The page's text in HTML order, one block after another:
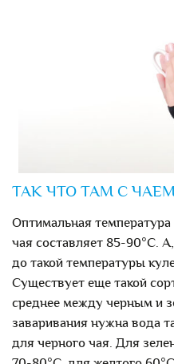
ТАК ЧТО ТАМ С
Оптимальная
чая составляет 85-90°С.
до такой температуры
Существует еще такой
среднее между черным и
заваривания нужна вода
для черного чая. Для